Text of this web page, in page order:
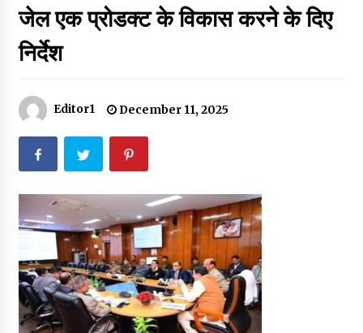
Thought Of The Day 6 September
Thought Of The Day 17 May
May 17, 2022
Thought Of The Day 16 May
May 16, 2022
Thought Of The Day 14 May
जेल एक प्रोडक्ट के विकास करने के दिए
निर्देश
Editor1 December 11, 2025